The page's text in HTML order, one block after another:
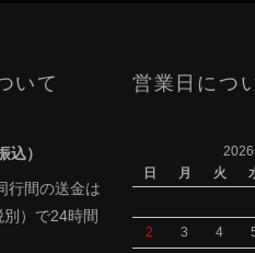
いて
込）
行間の送金は
）で24時間
営業日につ
日
月 火
2
3 4